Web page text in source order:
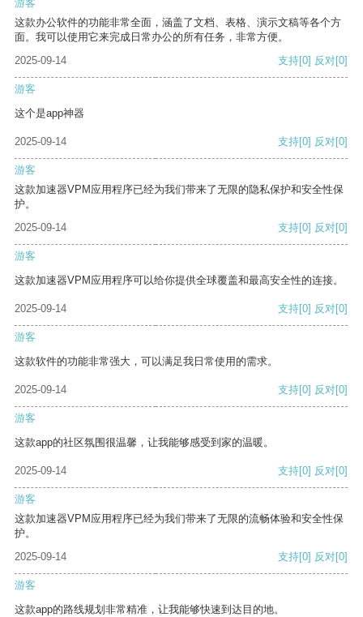
游客
这款办公软件的功能非常全面，涵盖了文档、表格、演示文稿等各个方
面。我可以使用它来完成日常办公的所有任务，非常方便。
2025-09-14
支持[0] 反对[0]
游客
这个是app神器
2025-09-14 支持[0] 反对[0]
游客
这款加速器VPM应用程序已经为我们带来了无限的隐私保护和安全性保
护。
2025-09-14
支持[0] 反对[0]
游客
这款加速器VPM应用程序可以给你提供全球覆盖和最高安全性的连接。
2025-09-14 支持[0] 反对[0]
游客
这款软件的功能非常强大，可以满足我日常使用的需求。
2025-09-14 支持[0] 反对[0]
游客
这款app的社区氛围很温馨，让我能够感受到家的温暖。
2025-09-14 支持[0] 反对[0]
游客
这款加速器VPM应用程序已经为我们带来了无限的流畅体验和安全性保
护。
2025-09-14
支持[0] 反对[0]
游客
这款app的路线规划非常精准，让我能够快速到达目的地。